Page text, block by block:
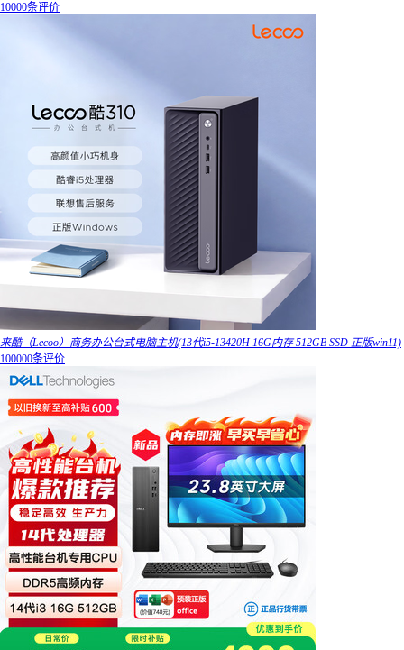
10000条评价
来酷（Lecoo）商务办公台式电脑主机(13代i5-13420H 16G内存 512GB SSD 正版win11)
100000条评价